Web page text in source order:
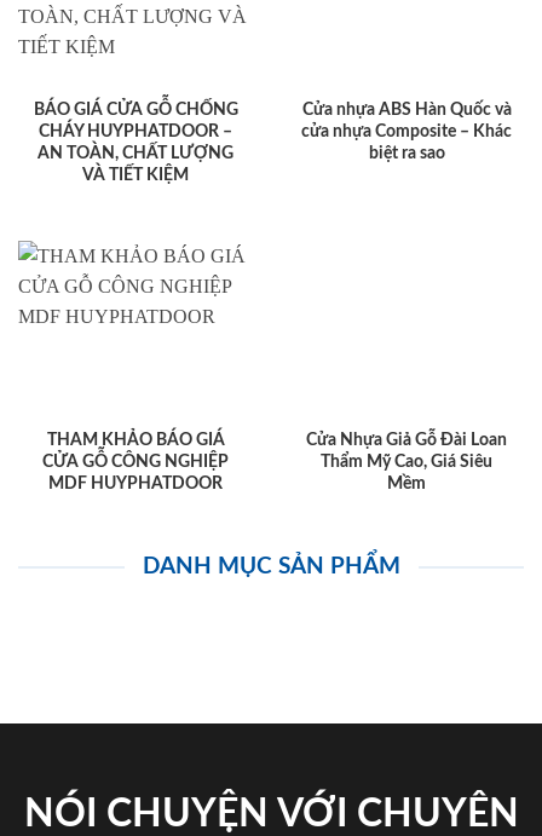
BÁO GIÁ CỬA GỖ CHỐNG
CHÁY HUYPHATDOOR –
AN TOÀN, CHẤT LƯỢNG
VÀ TIẾT KIỆM
Cửa nhựa ABS Hàn Quốc và
cửa nhựa Composite – Khác
biệt ra sao
THAM KHẢO BÁO GIÁ
CỬA GỖ CÔNG NGHIỆP
MDF HUYPHATDOOR
Cửa Nhựa Giả Gỗ Đài Loan
Thẩm Mỹ Cao, Giá Siêu
Mềm
DANH MỤC SẢN PHẨM
NÓI CHUYỆN VỚI CHUYÊN